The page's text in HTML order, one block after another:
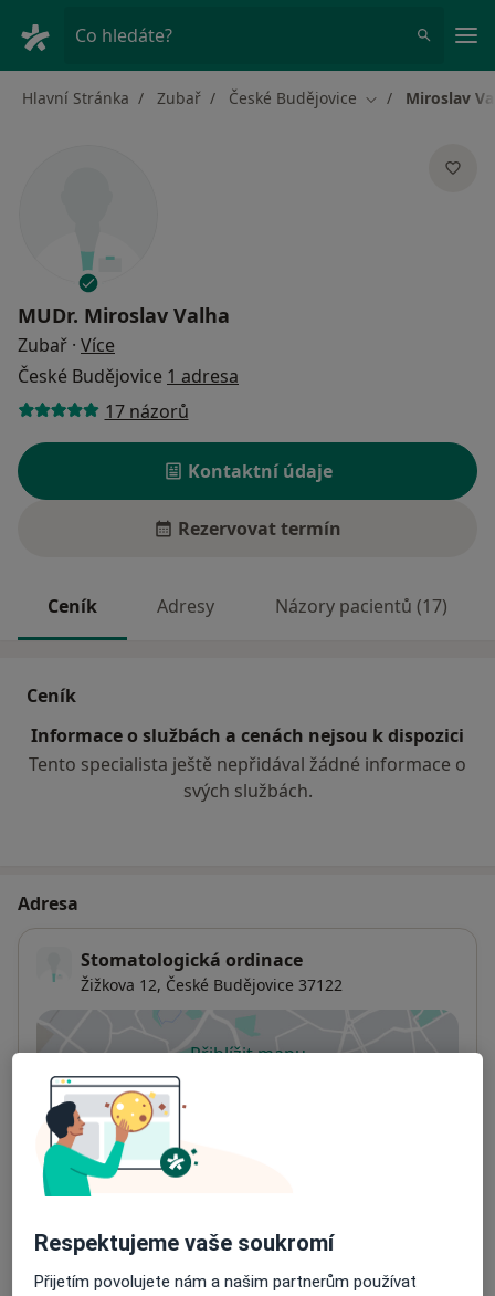
Co hledáte?
Hlavní Stránka Zubař České Budějovice Změna města
Miroslav
MUDr. Miroslav Valha
Zubař · Více
České Budějovice 1 adresa
17 názorů
Kontaktní údaje
Rezervovat termín
Ceník Adresy Názory pacientů (17)
Ceník
Informace o službách a cenách nejsou k dispozici
Tento specialista ještě nepřidával žádné informace o
svých službách.
Adresa
Stomatologická ordinace
Žižkova 12, České Budějovice 37122
Přiblížit mapu
Dostupnost
Na této adrese online kalendář není aktivní
Co mám v takové situaci udělat?
Na teto adrese lékař přijímá pacienty na pojišťovnu
Detaily
Respektujeme vaše soukromí
Přijetím povolujete nám a našim partnerům používat